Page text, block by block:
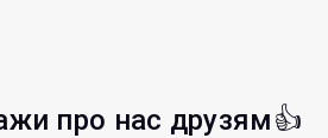
про нас друзям👍